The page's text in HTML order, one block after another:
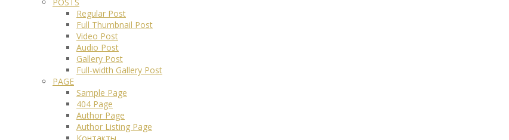
Regular Post
Full Thumbnail Post
Video Post
Audio Post
Gallery Post
Full-width Gallery Post
PAGE
Sample Page
404 Page
Author Page
Author Listing Page